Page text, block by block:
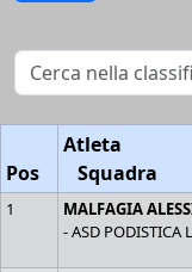
Pos
Atleta
Squadra
1
MALFAGIA
- ASD PODISTICA